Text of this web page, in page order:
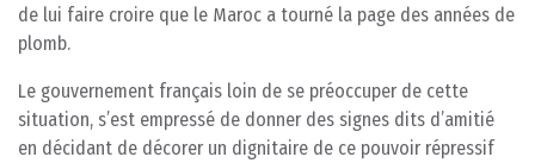
de lui faire croire que le Maroc a tourné la page des années de
plomb.
Le gouvernement français loin de se préoccuper de cette
situation, s’est empressé de donner des signes dits d’amitié
en décidant de décorer un dignitaire de ce pouvoir répressif